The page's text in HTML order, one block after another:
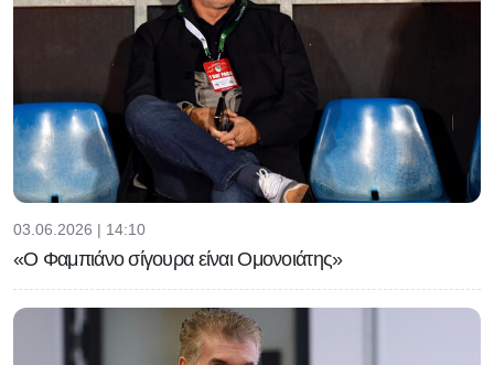
03.06.2026 | 14:10
«Ο Φαμπιάνο σίγουρα είναι Ομονοιάτης»